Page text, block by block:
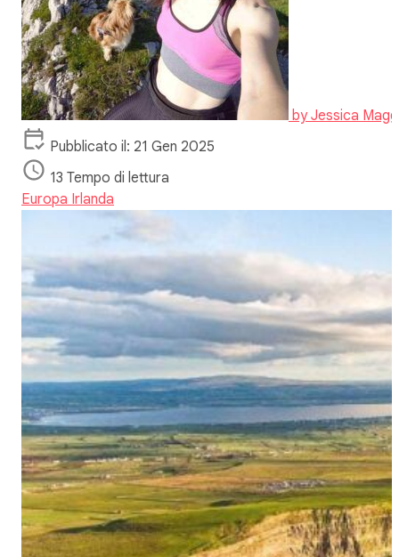
byJessica
Pubblicato il: 21 Gen 2025
13 Tempo di lettura
Europa Irlanda